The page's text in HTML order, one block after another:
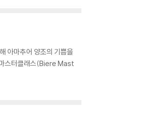
아마추어 양조의 기쁨을
마스터클래스(Biere Mast